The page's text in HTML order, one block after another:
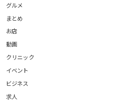
グルメ
まとめ
お店
動画
クリニック
イベント
ビジネス
求人